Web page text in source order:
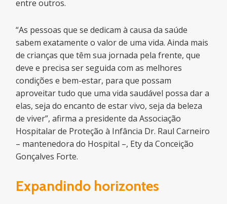
entre outros.
“As pessoas que se dedicam à causa da saúde
sabem exatamente o valor de uma vida. Ainda mais
de crianças que têm sua jornada pela frente, que
deve e precisa ser seguida com as melhores
condições e bem-estar, para que possam
aproveitar tudo que uma vida saudável possa dar a
elas, seja do encanto de estar vivo, seja da beleza
de viver”, afirma a presidente da Associação
Hospitalar de Proteção à Infância Dr. Raul Carneiro
– mantenedora do Hospital –, Ety da Conceição
Gonçalves Forte.
Expandindo horizontes